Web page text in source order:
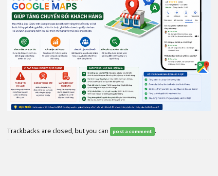
Trackbacks are closed, but you can post a comment .